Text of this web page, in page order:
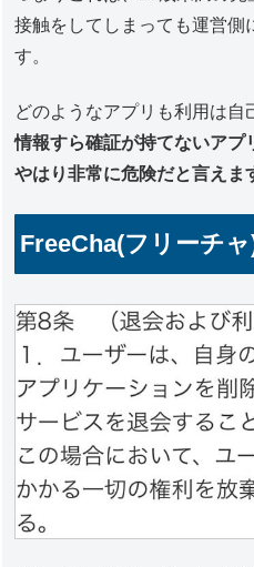
接触をしてしまっても運営側
す。
どのようなアプリも利用は自
情報すら確証が持てないアプ
やはり非常に危険だと言えま
FreeCha(フリーチ